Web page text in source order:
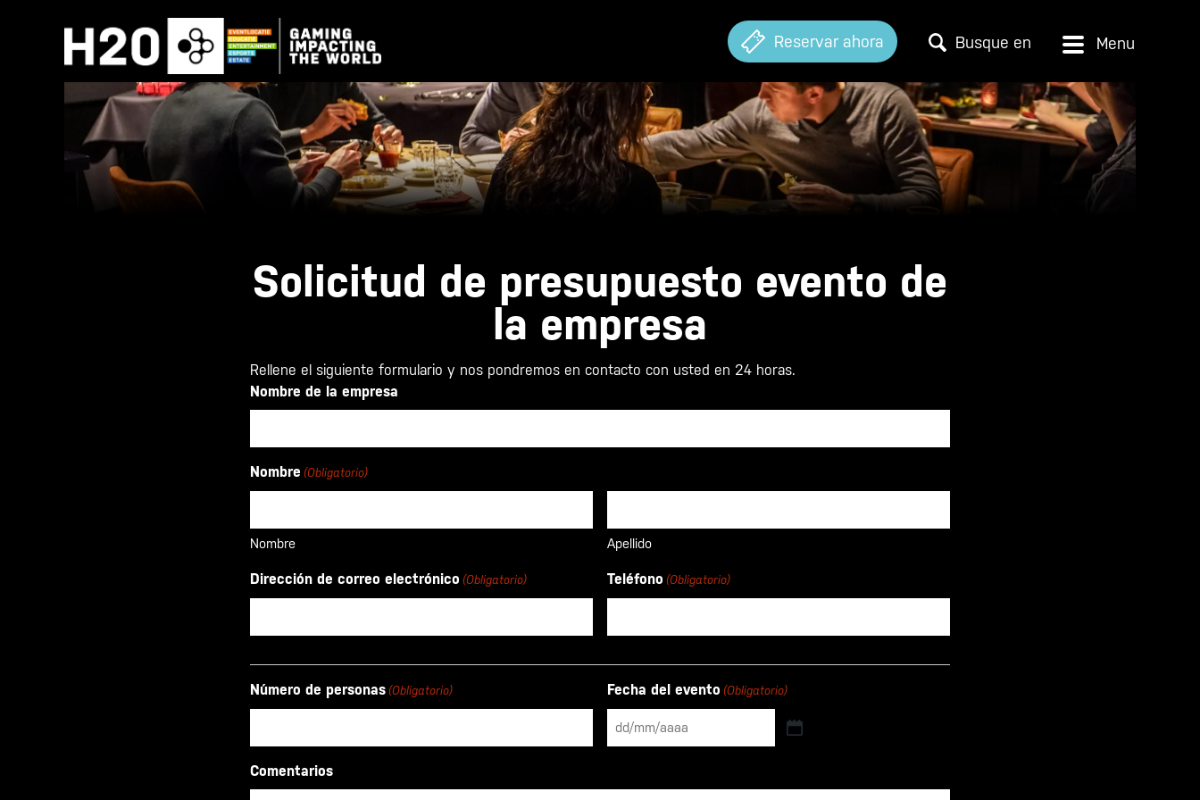
Reservar ahora Busque en
Solicitud de presupuesto evento de
la empresa
Rellene el siguiente formulario y nos pondremos en contacto con usted en 24 horas.
Nombre de la empresa
Nombre (Obligatorio)
Nombre Apellido
Dirección de correo electrónico (Obligatorio) Teléfono (Obligatorio)
Número de personas (Obligatorio) Fecha del evento (Obligatorio)
DD
Comentarios